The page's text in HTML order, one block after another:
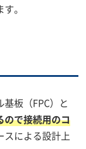
。
板（FPC）と
ので接続用のコ
スによる設計上